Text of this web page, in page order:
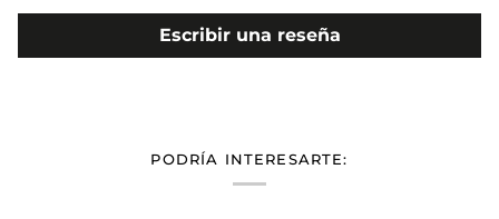
Escribir una reseña
PODRÍA INTERESARTE: